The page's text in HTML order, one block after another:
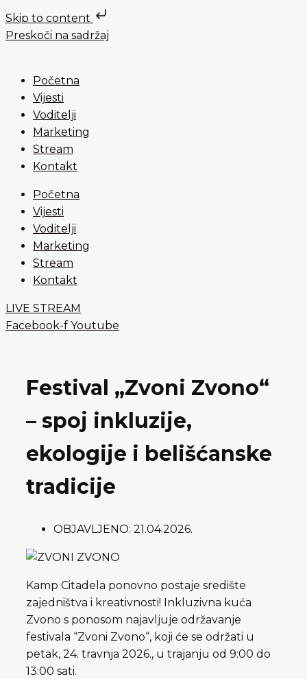
Skip to content
Preskoči na sadržaj
Početna
Vijesti
Voditelji
Marketing
Stream
Kontakt
Početna
Vijesti
Voditelji
Marketing
Stream
Kontakt
LIVE STREAM
Facebook-f Youtube
Festival „Zvoni Zvono“
– spoj inkluzije,
ekologije i belišćanske
tradicije
OBJAVLJENO: 21.04.2026.
Kamp Citadela ponovno postaje središte
zajedništva i kreativnosti! Inkluzivna kuća
Zvono s ponosom najavljuje održavanje
festivala “Zvoni Zvono“, koji će se održati u
petak, 24. travnja 2026., u trajanju od 9:00 do
13:00 sati.